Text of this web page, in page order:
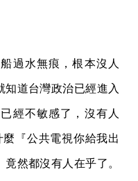
過水無痕，根本沒人
道台灣政治已經進入
經不敏感了，沒有人
『公共電視你給我出
然都沒有人在乎了。